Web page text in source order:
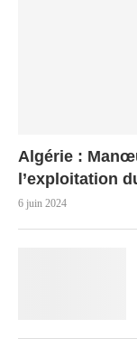
Algérie :
l’exploitation
6 juin 2024